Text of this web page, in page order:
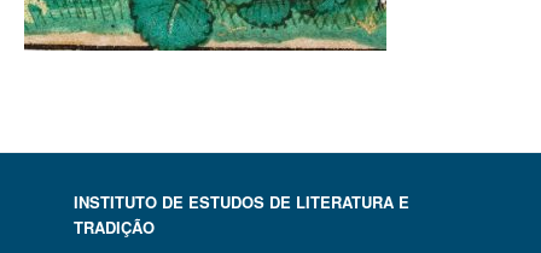
INSTITUTO DE ESTUDOS DE LITERATURA E
TRADIÇÃO